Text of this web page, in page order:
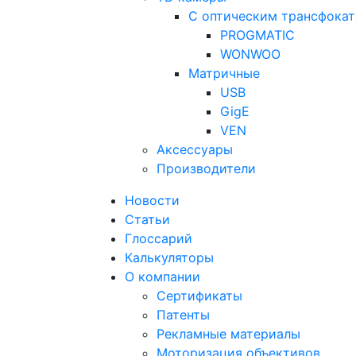
С оптическим
PROGMATIC
WONWOO
Матричные
USB
GigE
VEN
Аксессуары
Производители
Новости
Статьи
Глоссарий
Калькуляторы
О компании
Сертификаты
Патенты
Рекламные материалы
Моторизация объективов